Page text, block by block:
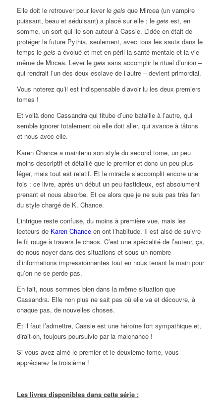
Elle doit le retrouver pour lever le geis que Mircea (un vampire
puissant, beau et séduisant) a placé sur elle ; le geis est, en
somme, un sort qui lie son auteur à Cassie. L’idée en était de
protéger la future Pythia, seulement, avec tous les sauts dans le
temps le geis a évolué et met en péril la santé mentale et la vie
même de Mircea. Lever le geis sans accomplir le rituel d’union –
qui rendrait l’un des deux esclave de l’autre – devient primordial.
Vous noterez qu’il est indispensable d’avoir lu les deux premiers
tomes !
Et voilà donc Cassandra qui titube d’une bataille à l’autre, qui
semble ignorer totalement où elle doit aller, qui avance à tâtons
et nous avec elle.
Karen Chance a maintenu son style du second tome, un peu
moins descriptif et détaillé que le premier et donc un peu plus
léger, mais tout est relatif. Et le miracle s’accomplit encore une
fois : ce livre, après un début un peu fastidieux, est absolument
prenant et nous absorbe. Et ce alors que je ne suis pas très fan
du style chargé de K. Chance.
L’intrigue reste confuse, du moins à première vue, mais les
lecteurs de Karen Chanceen ont l’habitude. Il est aisé de suivre
le fil rouge à travers le chaos. C’est une spécialité de l’auteur, ça,
de nous noyer dans des situations et sous un nombre
d’informations impressionnantes tout en nous tenant la main pour
qu’on ne se perde pas.
En fait, nous sommes bien dans la même situation que
Cassandra. Elle non plus ne sait pas où elle va et découvre, à
chaque pas, de nouvelles choses.
Et il faut l’admettre, Cassie est une héroïne fort sympathique et,
dirait-on, toujours poursuivie par la malchance !
Si vous avez aimé le premier et le deuxième tome, vous
apprécierez le troisième !
Les livres disponibles dans cette série :